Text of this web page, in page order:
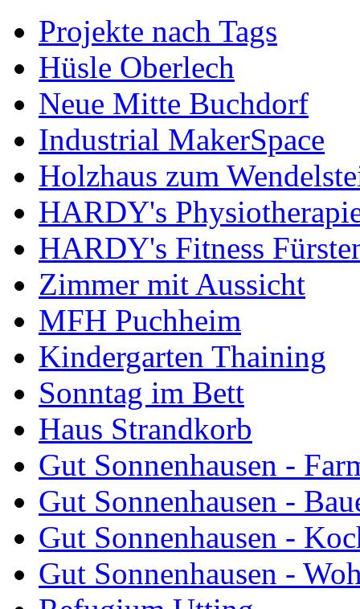
Projekte nach Tags
Hüsle Oberlech
Neue Mitte Buchdorf
Industrial MakerSpace
Holzhaus zum
HARDY's
HARDY's Fitness
Zimmer mit Aussicht
MFH Puchheim
Kindergarten Thaining
Sonntag im Bett
Haus Strandkorb
Gut Sonnenhausen -
Gut Sonnenhausen -
Gut Sonnenhausen -
Gut Sonnenhausen -